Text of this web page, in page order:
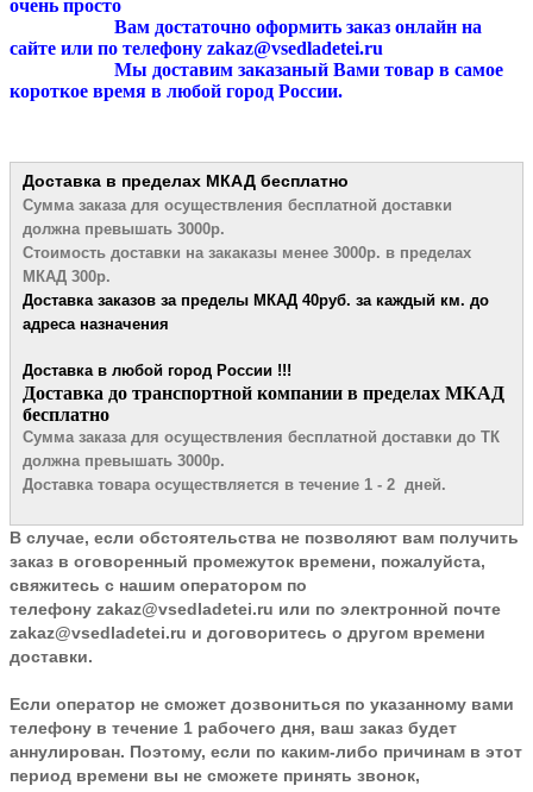
очень просто
Вам достаточно оформить заказ онлайн на
сайте или по телефону zakaz@vsedladetei.ru
Мы доставим заказаный Вами товар в самое
короткое время в любой город России.
Доставка в пределах МКАД бесплатно
Сумма заказа для осуществления бесплатной доставки
должна превышать 3000р.
Стоимость доставки на закаказы менее 3000р. в пределах
МКАД 300р.
Доставка заказов за пределы МКАД 40руб. за каждый км. до
адреса назначения
Доставка в любой город России !!!
​Доставка до транспортной компании в пределах МКАД
бесплатно
Сумма заказа для осуществления бесплатной доставки до ТК
должна превышать 3000р.
Доставка товара осуществляется в течение 1 - 2 дней.
В случае, если обстоятельства не позволяют вам получить
заказ в оговоренный промежуток времени, пожалуйста,
свяжитесь с нашим оператором по
телефону zakaz@vsedladetei.ru или по электронной почте
zakaz@vsedladetei.ru и договоритесь о другом времени
доставки.
Если оператор не сможет дозвониться по указанному вами
телефону в течение 1 рабочего дня, ваш заказ будет
аннулирован. Поэтому, если по каким-либо причинам в этот
период времени вы не сможете принять звонок,